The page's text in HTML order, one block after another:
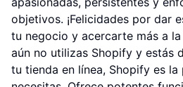
objetivos. ¡Felicidades por dar
tu negocio y acercarte más a
aún no utilizas Shopify y estás
tu tienda en línea, Shopify es